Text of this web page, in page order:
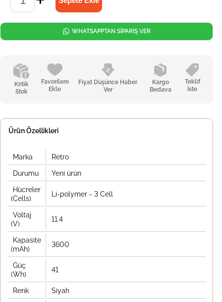
Kritik
Stok
Favorilere
Ekle
Fiyat Düşünce Haber
Ver
Kargo
Bedava
Teklif
İste
WHATSAPPTAN SİPARİŞ VER
Ürün Özellikleri
Marka Retro
Durumu Yeni ürün
Hücreler
(Cells)
Li-polymer - 3 Cell
Voltaj
(V)
11.4
Kapasite
(mAh)
3600
Güç
(Wh)
41
Renk Siyah